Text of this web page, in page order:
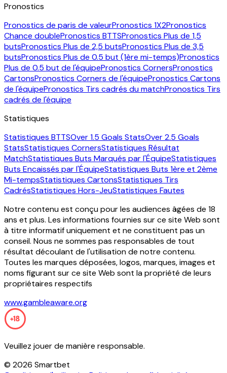
Pronostics
Pronostics de paris de valeurPronostics 1X2Pronostics
Chance doublePronostics BTTSPronostics Plus de 1,5
butsPronostics Plus de 2,5 butsPronostics Plus de 3,5
butsPronostics Plus de 0.5 but (1ère mi-temps)Pronostics
Plus de 0.5 but de l'équipePronostics CornersPronostics
CartonsPronostics Corners de l'équipePronostics Cartons
de l'équipePronostics Tirs cadrés du matchPronostics Tirs
cadrés de l'équipe
Statistiques
Statistiques BTTSOver 1.5 Goals StatsOver 2.5 Goals
StatsStatistiques CornersStatistiques Résultat
MatchStatistiques Buts Marqués par l'ÉquipeStatistiques
Buts Encaissés par l'ÉquipeStatistiques Buts 1ère et 2ème
Mi-tempsStatistiques CartonsStatistiques Tirs
CadrésStatistiques Hors-JeuStatistiques Fautes
Notre contenu est conçu pour les audiences âgées de 18
ans et plus. Les informations fournies sur ce site Web sont
à titre informatif uniquement et ne constituent pas un
conseil. Nous ne sommes pas responsables de tout
résultat découlant de l'utilisation de notre contenu.
Toutes les marques déposées, logos, marques, images et
noms figurant sur ce site Web sont la propriété de leurs
propriétaires respectifs
www.gambleaware.org
Veuillez jouer de manière responsable.
© 2026 Smartbet